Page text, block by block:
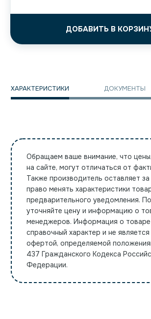
ДОБАВИТЬ В
ХАРАКТЕРИСТИКИ ДОКУМЕНТЫ
Обращаем ваше внимание, что
на сайте, могут отличаться от
Также производитель оставляет
право менять характеристики
предварительного уведомления.
уточняйте цену и информацию о
менеджеров. Информация о товаре
справочный характер и не
офертой, определяемой
437 Гражданского Кодекса
Федерации.